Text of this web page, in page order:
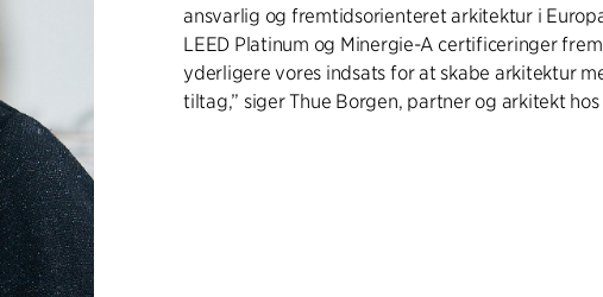
ansvarlig og fremtidsorienteret arkitektur i
LEED Platinum og Minergie-A certificeringer
yderligere vores indsats for at skabe arkitektur
tiltag,” siger Thue Borgen, partner og arkitekt hos